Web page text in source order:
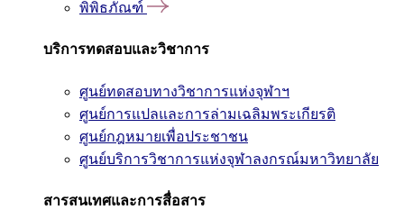
พิพิธภัณฑ์
บริการทดสอบและวิชาการ
ศูนย์ทดสอบทางวิชาการแห่งจุฬาฯ
ศูนย์การแปลและการล่ามเฉลิมพระเกียรติ
ศูนย์กฎหมายเพื่อประชาชน
ศูนย์บริการวิชาการแห่งจุฬาลงกรณ์มหาวิทยาลัย
สารสนเทศและการสื่อสาร